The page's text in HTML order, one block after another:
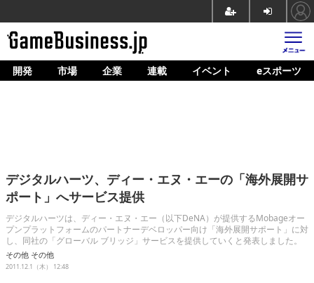
ホーム
企業動向
人材育成
産業政策
連載
開発 市場 企業 連載 イベント eスポーツ
デジタルハーツ、ディー・エヌ・エーの「海外展開サ
ポート」へサービス提供
デジタルハーツは、ディー・エヌ・エー（以下DeNA）が提供するMobageオー
プンプラットフォームのパートナーデベロッパー向け「海外展開サポート」に対
し、同社の「グローバル ブリッジ」サービスを提供していくと発表しました。
その他 その他
2011.12.1（木） 12:48